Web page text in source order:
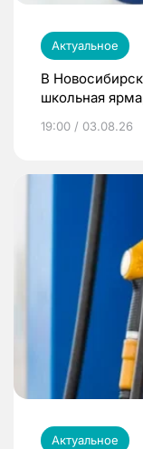
Актуальное
В
школьная
19:00 / 03.08.26
Актуальное